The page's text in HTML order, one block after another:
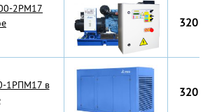
2РМ17
320
1РПМ17 в
320